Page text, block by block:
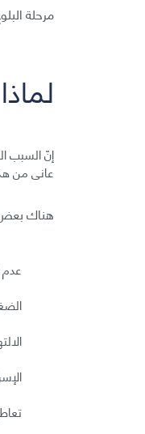
مرحلة
إنّ السبب
عانى من
هناك بعض